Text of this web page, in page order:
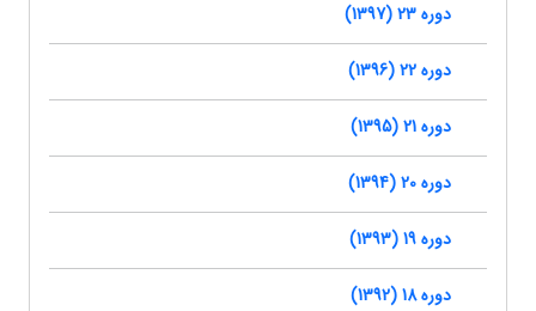
دوره 23 (1397)
دوره 22 (1396)
دوره 21 (1395)
دوره 20 (1394)
دوره 19 (1393)
دوره 18 (1392)